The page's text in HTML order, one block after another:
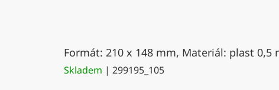
Formát: 210 x 148 mm, Materiál: plast
Skladem | 299195_105